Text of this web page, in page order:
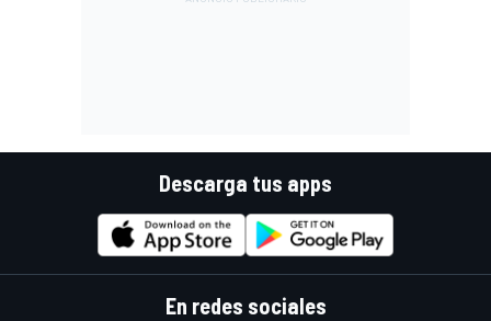
Descarga tus apps
En redes sociales